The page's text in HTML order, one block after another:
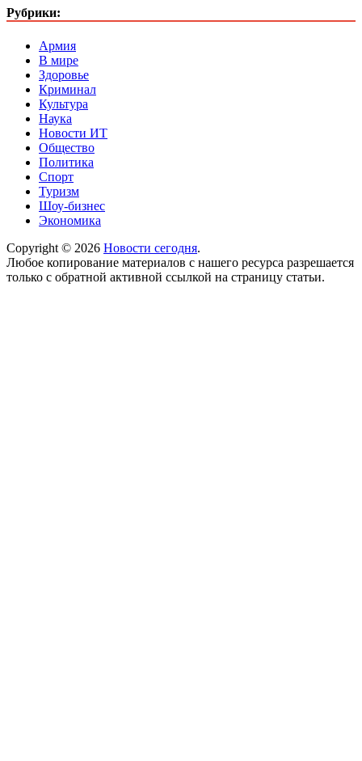
Рубрики:
Армия
В мире
Здоровье
Криминал
Культура
Наука
Новости ИТ
Общество
Политика
Спорт
Туризм
Шоу-бизнес
Экономика
Copyright © 2026 Новости сегодня.
Любое копирование материалов с нашего ресурса разрешается
только с обратной активной ссылкой на страницу статьи.